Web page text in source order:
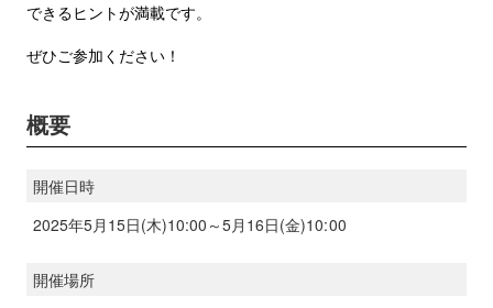
できるヒントが満載です。
ぜひご参加ください！
概要
開催日時
2025年5月15日(木)10:00～5月16日(金)10:00
開催場所